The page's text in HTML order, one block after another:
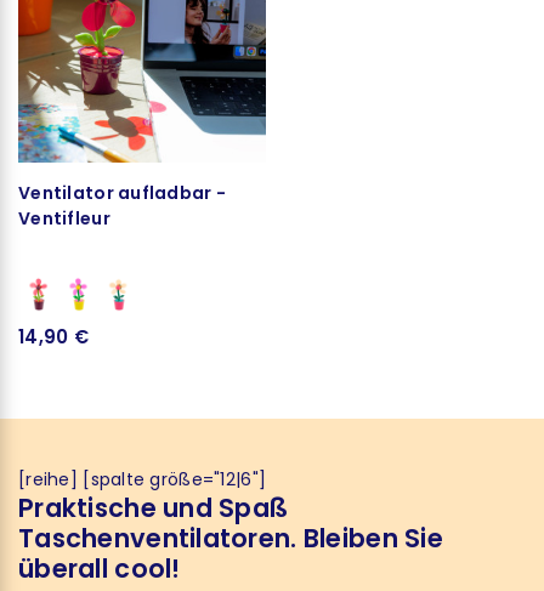
Ventilator aufladbar -
Ventifleur
14,90 €
[reihe] [spalte größe="12|6"]
Praktische und Spaß
Taschenventilatoren. Bleiben Sie
überall cool!